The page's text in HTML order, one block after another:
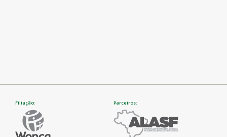
Filiação: Parceiros: